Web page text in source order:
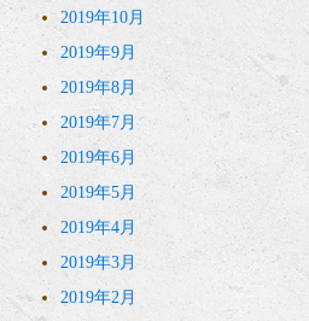
2019年10月
2019年9月
2019年8月
2019年7月
2019年6月
2019年5月
2019年4月
2019年3月
2019年2月